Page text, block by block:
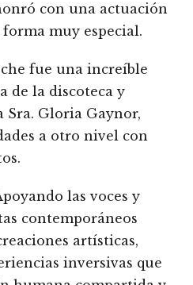
con una actuación
muy especial.
fue una increíble
de la discoteca y
Sra. Gloria Gaynor,
a otro nivel con
las voces y
contemporáneos
artísticas,
inversivas que